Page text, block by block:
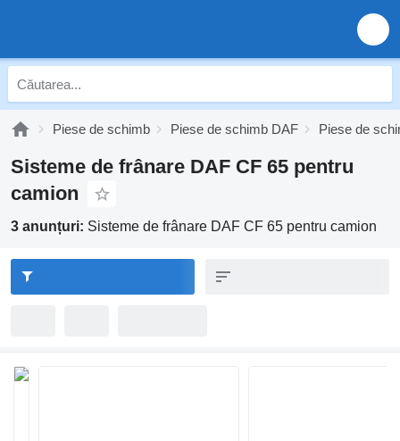
Piese de schimb Piese de schimb DAF Piese de
Sisteme de frânare DAF CF 65 pentru
camion
3 anunțuri: Sisteme de frânare DAF CF 65 pentru camion